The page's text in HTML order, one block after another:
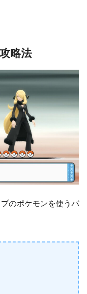
略法
のポケモンを使うバ